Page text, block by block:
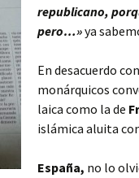
republicano,
pero…»ya
En desacuerdo
monárquicos
laica como la de
islámica aluita
España, no lo